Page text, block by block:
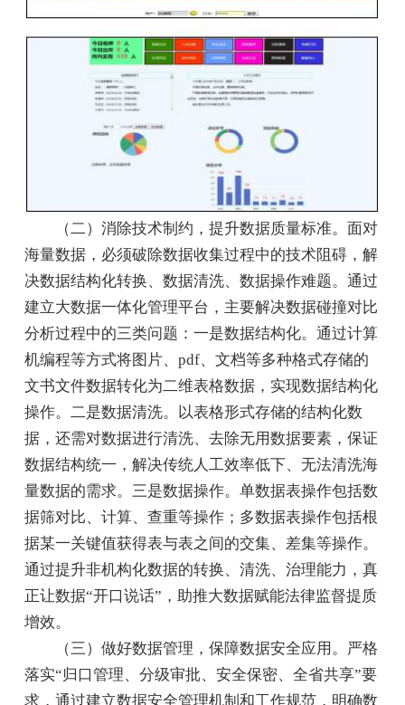
（二）消除技术制约，提升数据质量标准。面对
海量数据，必须破除数据收集过程中的技术阻碍，解
决数据结构化转换、数据清洗、数据操作难题。通过
建立大数据一体化管理平台，主要解决数据碰撞对比
分析过程中的三类问题：一是数据结构化。通过计算
机编程等方式将图片、pdf、文档等多种格式存储的
文书文件数据转化为二维表格数据，实现数据结构化
操作。二是数据清洗。以表格形式存储的结构化数
据，还需对数据进行清洗、去除无用数据要素，保证
数据结构统一，解决传统人工效率低下、无法清洗海
量数据的需求。三是数据操作。单数据表操作包括数
据筛对比、计算、查重等操作；多数据表操作包括根
据某一关键值获得表与表之间的交集、差集等操作。
通过提升非机构化数据的转换、清洗、治理能力，真
正让数据“开口说话”，助推大数据赋能法律监督提质
增效。
（三）做好数据管理，保障数据安全应用。严格
落实“归口管理、分级审批、安全保密、全省共享”要
求，通过建立数据安全管理机制和工作规范，明确数